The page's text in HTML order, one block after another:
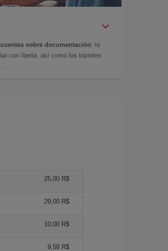
sobre documentación: te
con Iberia, así como los trámites
25,00 R$
29,00 R$
10,00 R$
9,58 R$